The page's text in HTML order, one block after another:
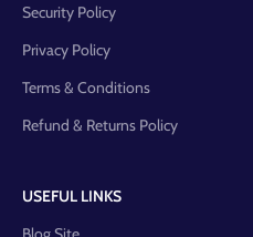
Security Policy
Privacy Policy
Terms & Conditions
Refund & Returns Policy
USEFUL LINKS